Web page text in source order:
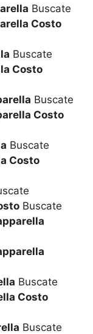
Buscate
Costo
Buscate
Costo
Buscate
Costo
Buscate
Costo
Buscate
Buscate
Costo
Buscate